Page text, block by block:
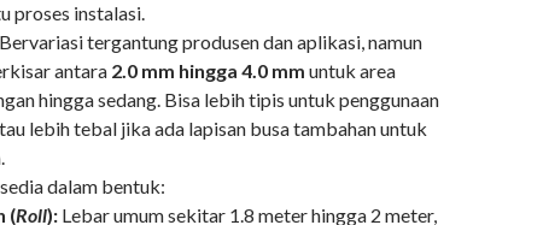
proses instalasi.
Bervariasi tergantung produsen dan aplikasi, namun
antara 2.0 mm hingga 4.0 mm untuk area
hingga sedang. Bisa lebih tipis untuk penggunaan
lebih tebal jika ada lapisan busa tambahan untuk
dalam bentuk:
(Roll): Lebar umum sekitar 1.8 meter hingga 2 meter,